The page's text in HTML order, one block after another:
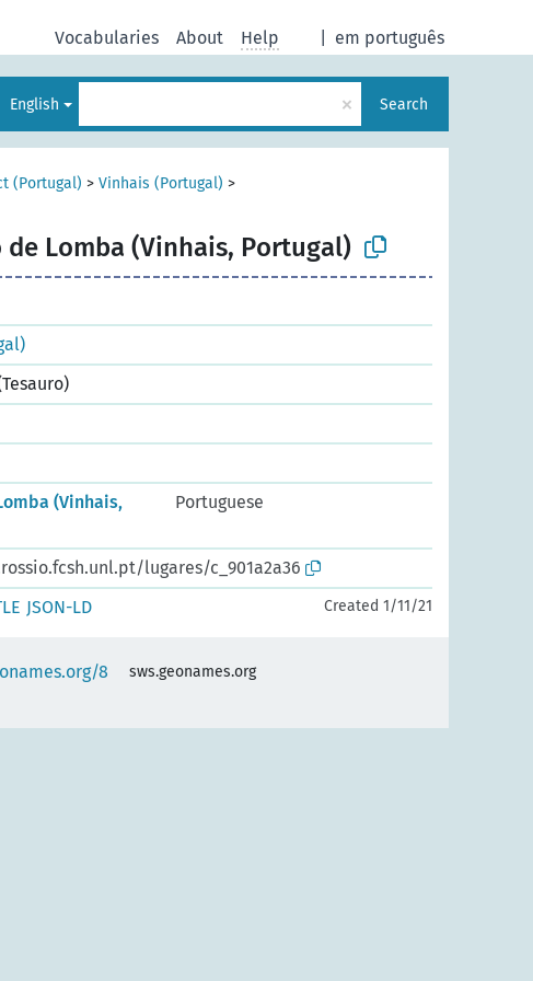
em português
Vocabularies About Help
English × Search
(Portugal) > Vinhais (Portugal) >
de Lomba (Vinhais, Portugal)
(Vinhais,
Portuguese
lugares/c_901a2a36
JSON-LD Created 1/11/21
8
sws.geonames.org